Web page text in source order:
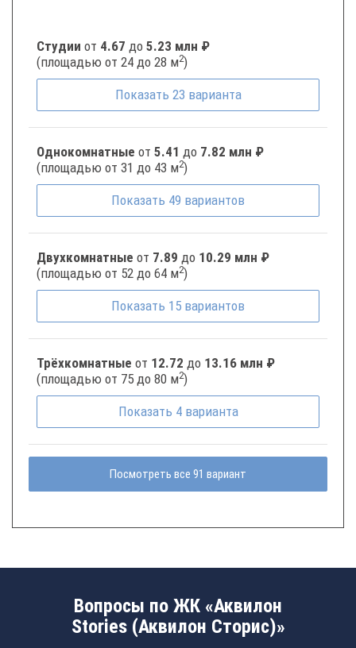
Студии от 4.67 до 5.23 млн ₽
(площадью от 24 до 28 м2)
Показать 23 варианта
Однокомнатные от 5.41 до 7.82 млн ₽
(площадью от 31 до 43 м2)
Показать 49 вариантов
Двухкомнатные от 7.89 до 10.29 млн ₽
(площадью от 52 до 64 м2)
Показать 15 вариантов
Трёхкомнатные от 12.72 до 13.16 млн ₽
(площадью от 75 до 80 м2)
Показать 4 варианта
Посмотреть все 91 вариант
Вопросы по ЖК «Аквилон
Stories (Аквилон Сторис)»